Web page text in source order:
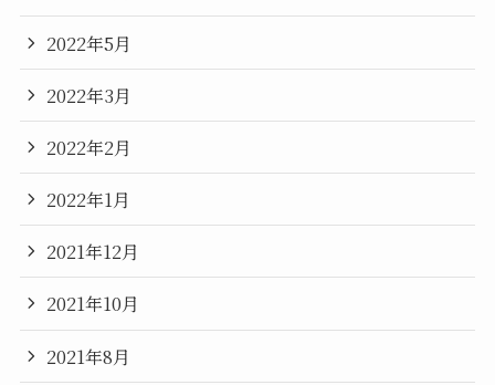
2022年5月
2022年3月
2022年2月
2022年1月
2021年12月
2021年10月
2021年8月